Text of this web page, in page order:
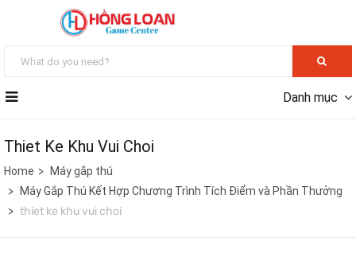
Danh mục
Thiet Ke Khu Vui Choi
Home
Máy gắp thú
Máy Gắp Thú Kết Hợp Chương Trình Tích Điểm và Phần Thưởng
thiet ke khu vui choi